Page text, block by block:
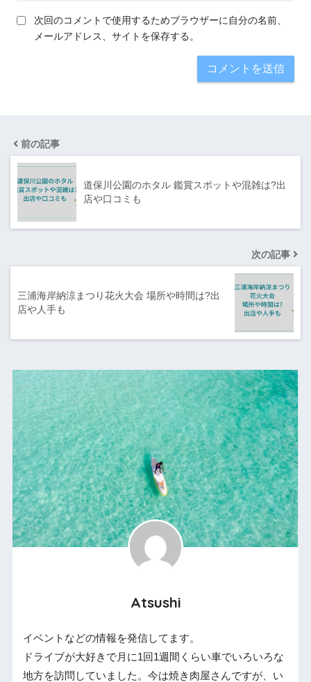
次回のコメントで使用するためブラウザーに自分の名前、
メールアドレス、サイトを保存する。
前の記事
道保川公園のホタル 鑑賞スポットや混雑は?出
店や口コミも
次の記事
三浦海岸納涼まつり花火大会 場所や時間は?出
店や人手も
Atsushi
イベントなどの情報を発信してます。
ドライブが大好きで月に1回1週間くらい車でいろいろな
地方を訪問していました。今は焼き肉屋さんですが、い